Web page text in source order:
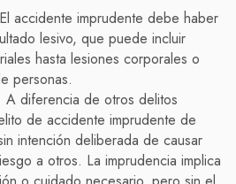
accidente imprudente debe haber
lesivo, que puede incluir
hasta lesiones corporales o
personas.
diferencia de otros delitos
de accidente imprudente de
intención deliberada de causar
a otros. La imprudencia implica